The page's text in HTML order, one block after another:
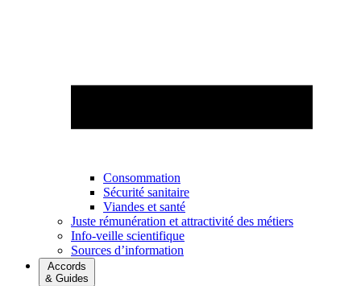
Consommation
Sécurité sanitaire
Viandes et santé
Juste rémunération et attractivité des métiers
Info-veille scientifique
Sources d’information
Accords
& Guides